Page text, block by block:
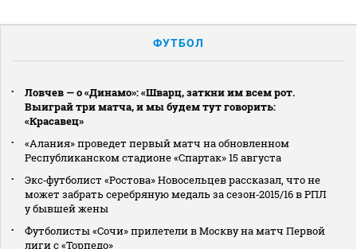
ФУТБОЛ
Ловчев — о «Динамо»: «Шварц, заткни им всем рот.
Выиграй три матча, и мы будем тут говорить:
«Красавец»
«Алания» проведет первый матч на обновленном
Республиканском стадионе «Спартак» 15 августа
Экс‑футболист «Ростова» Новосельцев рассказал, что не
может забрать серебряную медаль за сезон‑2015/16 в РПЛ
у бывшей жены
Футболисты «Сочи» прилетели в Москву на матч Первой
лиги с «Торпедо»